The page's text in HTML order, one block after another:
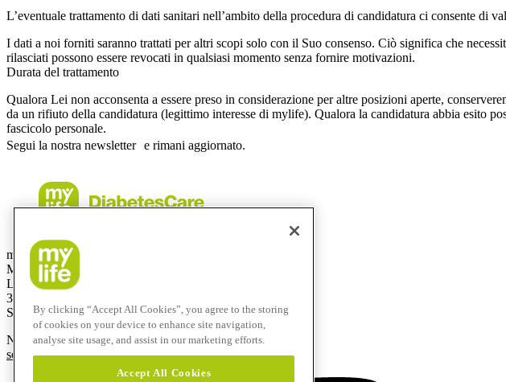
L’eventuale trattamento di dati sanitari nell’ambito della procedura di candidatura ci consente di
I dati a noi forniti saranno trattati per altri scopi solo con il Suo consenso. Ciò significa che
rilasciati possono essere revocati in qualsiasi momento senza fornire motivazioni.
Durata del trattamento
Qualora Lei non acconsenta a essere preso in considerazione per altre posizioni aperte,
da un rifiuto della candidatura (legittimo interesse di mylife). Qualora la candidatura abbia esito
fascicolo personale.
Segui la nostra newsletter e rimani aggiornato.
mylife Diabetes Care AG
Mercato svizzero
Lyssachstrasse 40
3400 Burgdorf
Svizzera
Numero verde:0800 44 11 44
service@mylife-diabetescare.ch
By clicking “Accept All Cookies”, you agree to the storing
of cookies on your device to enhance site navigation,
analyse site usage, and assist in our marketing efforts.
Accept All Cookies